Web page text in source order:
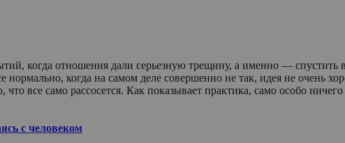
когда отношения дали серьезную трещину, а именно — спустить
нормально, когда на самом деле совершенно не так, идея не
все само рассосется. Как показывает практика, само особо
с человеком